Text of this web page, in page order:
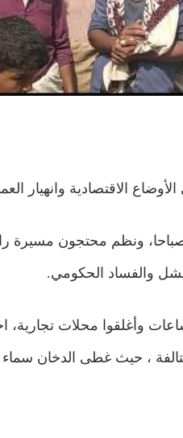
الاقتصادية وانهيار
ونظم محتجون مسيرة
والفساد الحكومي.
وأغلقوا محلات تجارية،
، حيث غطى الدخان سماء